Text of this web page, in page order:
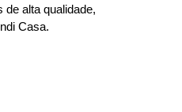
alta qualidade,
Casa.